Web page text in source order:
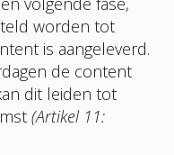
worden tot
is aangeleverd.
de content
dit leiden tot
(Artikel 11: